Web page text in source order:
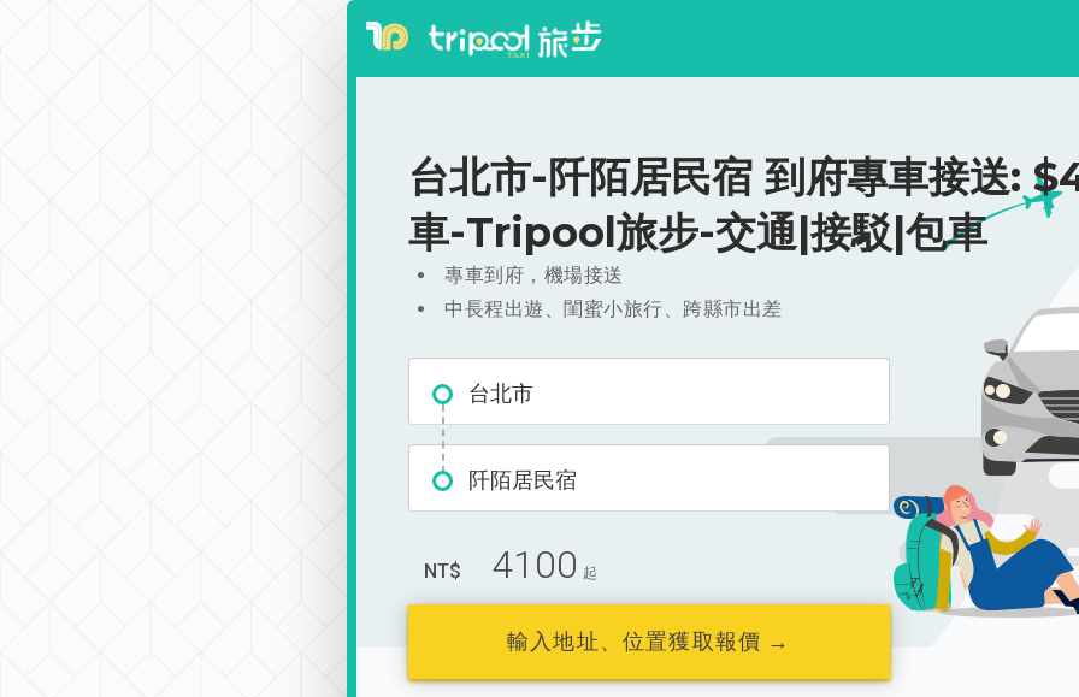
台北市-阡陌居民宿 到府專車接送:
車-Tripool旅步-交通|接駁|包車
專車到府，機場接送
中長程出遊、閨蜜小旅行、跨縣市出差
台北市
阡陌居民宿
NT$ 4100 起
輸入地址、位置獲取報價 →